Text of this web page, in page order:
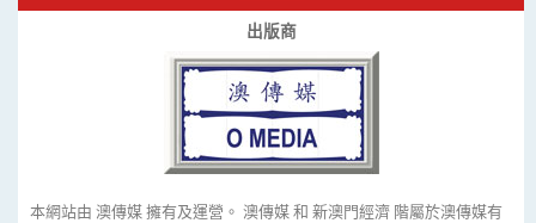
出版商
本網站由 澳傳媒 擁有及運營。 澳傳媒 和 新澳門經濟 階屬於澳傳媒有